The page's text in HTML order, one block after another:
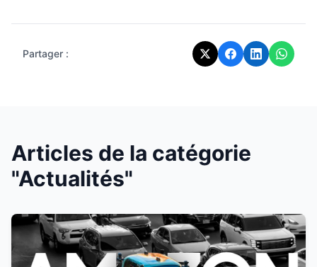
Partager :
Articles de la catégorie
"Actualités"